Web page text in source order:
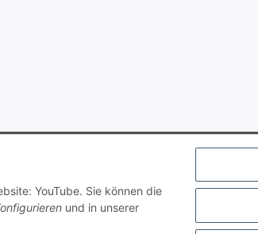
YouTube. Sie können die
und in unserer